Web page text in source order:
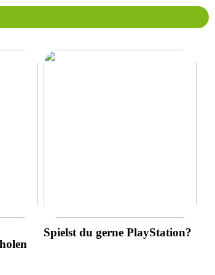
Spielst du gerne PlayStation?